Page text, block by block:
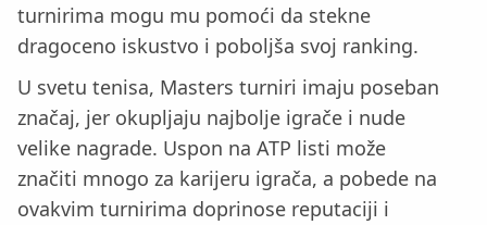
turnirima mogu mu pomoći da stekne
dragoceno iskustvo i poboljša svoj ranking.
U svetu tenisa, Masters turniri imaju poseban
značaj, jer okupljaju najbolje igrače i nude
velike nagrade. Uspon na ATP listi može
značiti mnogo za karijeru igrača, a pobede na
ovakvim turnirima doprinose reputaciji i